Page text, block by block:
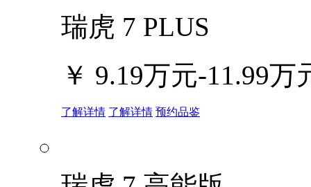
瑞虎 7 PLUS
￥ 9.19万元-11.99万
了解详情 了解详情 预约品鉴